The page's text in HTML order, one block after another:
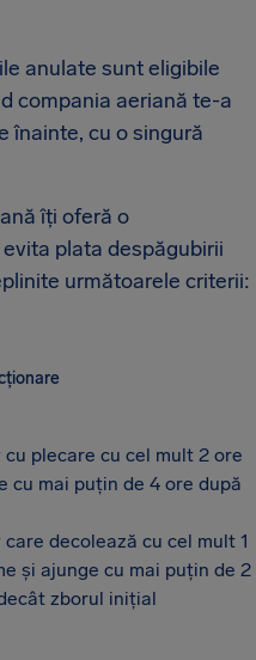
anulate sunt eligibile
compania aeriană te-a
înainte, cu o singură
îți oferă o
plata despăgubirii
următoarele criterii:
plecare cu cel mult 2 ore
cu mai puțin de 4 ore după
decolează cu cel mult 1
și ajunge cu mai puțin de 2
zborul inițial